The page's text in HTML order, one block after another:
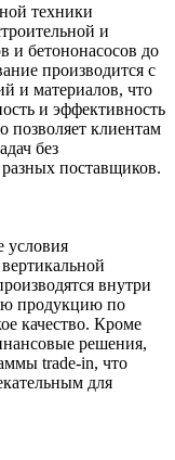
техники
и
и бетононасосов до
производится с
и материалов, что
и эффективность
позволяет клиентам
без
поставщиков.
условия
внутри
продукцию по
качество. Кроме
решения,
trade-in, что
для